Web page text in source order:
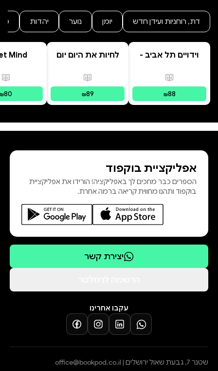
דת, רוחניות ועידן חדש יומן נוער יהדות
וידויים תל אביב -
פורמטים זמינים
מודפס
₪88
לחיות את היום יום
פורמטים זמינים מודפס
₪89
Mind
₪80
אפליקציית בוקפוד
הספרים כבר מחכים לך באפליקציה! הורידו את אפליקציית
בוקפוד ותהנו מחווית קריאה ברמה אחרת.
יצירת קשר
עקבו אחרינו
שטנר 7, גבעת שאול ירושלים | office@bookpod.co.il